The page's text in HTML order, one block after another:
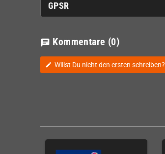
GPSR
chat Kommentare (0)
edit Willst Du nicht den ersten schreiben?